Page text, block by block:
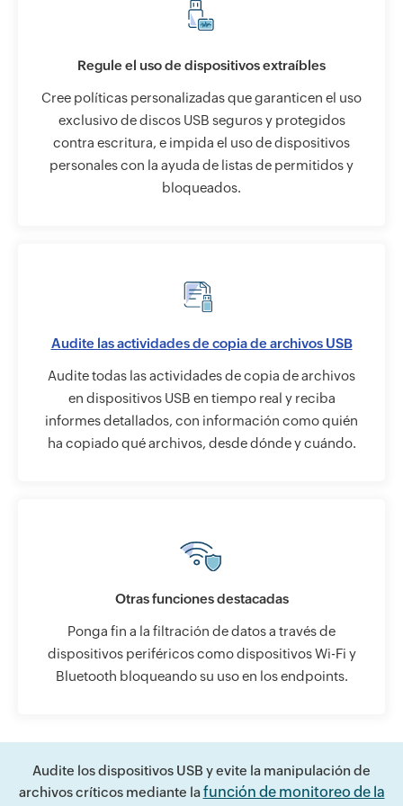
Regule el uso de dispositivos extraíbles
Cree políticas personalizadas que garanticen el uso
exclusivo de discos USB seguros y protegidos
contra escritura, e impida el uso de dispositivos
personales con la ayuda de listas de permitidos y
bloqueados.
Audite las actividades de copia de archivos USB
Audite todas las actividades de copia de archivos
en dispositivos USB en tiempo real y reciba
informes detallados, con información como quién
ha copiado qué archivos, desde dónde y cuándo.
Otras funciones destacadas
Ponga fin a la filtración de datos a través de
dispositivos periféricos como dispositivos Wi-Fi y
Bluetooth bloqueando su uso en los endpoints.
Audite los dispositivos USB y evite la manipulación de
archivos críticos mediante lafunción de monitoreo de la